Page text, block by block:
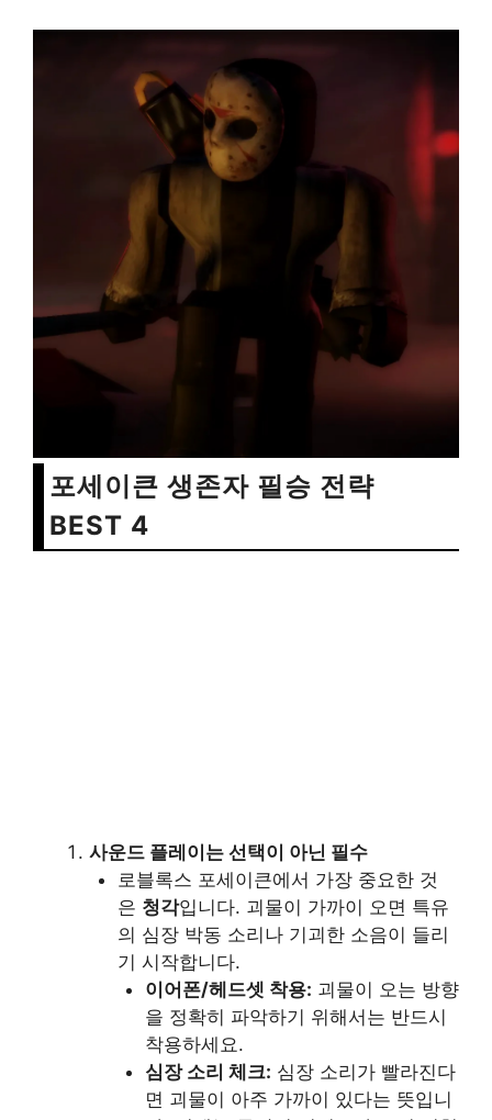
포세이큰 생존자 필승 전략
BEST 4
사운드 플레이는 선택이 아닌 필수
로블록스 포세이큰에서 가장 중요한 것
은 청각입니다. 괴물이 가까이 오면 특유
의 심장 박동 소리나 기괴한 소음이 들리
기 시작합니다.
이어폰/헤드셋 착용: 괴물이 오는 방향
을 정확히 파악하기 위해서는 반드시
착용하세요.
심장 소리 체크: 심장 소리가 빨라진다
면 괴물이 아주 가까이 있다는 뜻입니